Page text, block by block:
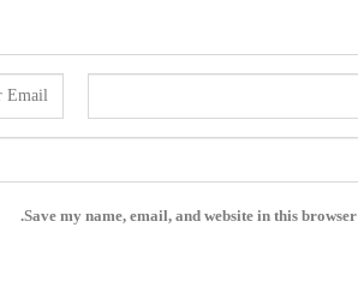
Save my name, email, and website in this